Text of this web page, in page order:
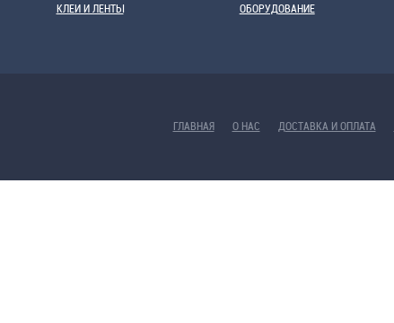
КЛЕИ И ЛЕНТЫ
ОБОРУДОВАНИЕ
ГЛАВНАЯ О НАС ДОСТАВКА И ОПЛАТА